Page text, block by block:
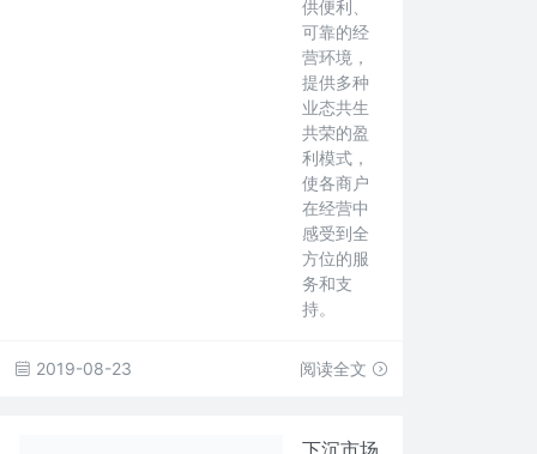
供便利、
可靠的经
营环境，
提供多种
业态共生
共荣的盈
利模式，
使各商户
在经营中
感受到全
方位的服
务和支
持。
2019-08-23 阅读全文
下沉市场